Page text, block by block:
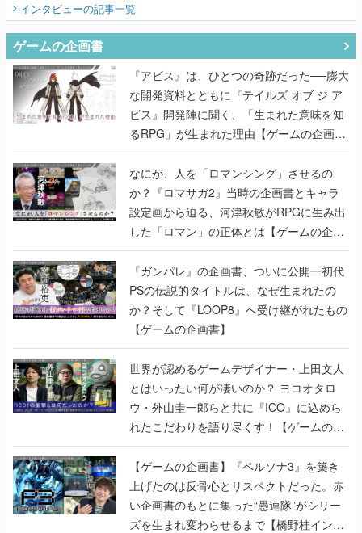
インタビューの記事一覧
ゲームの企画書
『アビス』は、ひとつの奇跡だった──膨大
な開発資料とともに『テイルズ オブ ジ ア
ビス』開発陣に聞く、「生まれた意味を知
るRPG」が生まれた理由【ゲームの企画
書】
なにが、人を「ロマンシング」させるの
か？『ロマサガ2』当時の企画書とキャラ
設定画から迫る、河津秋敏がRPGに生み出
した「ロマン」の正体とは【ゲームの企画
書】
『ガンパレ』の企画書、ついに公開━初代
PSの伝説的タイトルは、なぜ生まれたの
か？そして『LOOP8』へ受け継がれたもの
【ゲームの企画書】
世界が認めるゲームデザイナー・上田文人
とはいったい何が凄いのか？ ヨコオタロ
ウ・外山圭一郎らと共に『ICO』に込めら
れたこだわりを語り尽くす！【ゲームの企
画書】
【ゲームの企画書】『ペルソナ3』を築き
上げたのは反骨心とリスペクトだった。赤
い企画書のもとに集った“愚連隊”がシリー
ズを生まれ変わらせるまで【橋野桂インタ